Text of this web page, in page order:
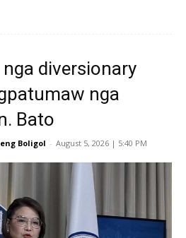
diversionary
nga
Bato
Boligol - August 5, 2026 | 5:40 PM